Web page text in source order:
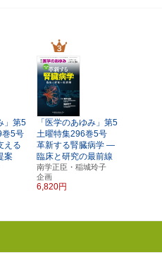
」第5
巻5号
える
案
「医学のあゆみ」第5
土曜特集296巻5号
革新する腎臓病学 ―
臨床と研究の最前線
南学正臣・稲城玲子
企画
6,820円